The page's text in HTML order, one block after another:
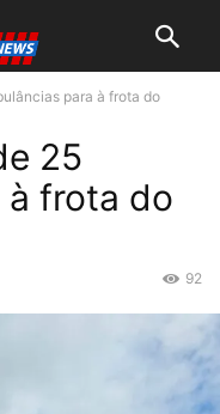
para à frota do
25
à frota do
92